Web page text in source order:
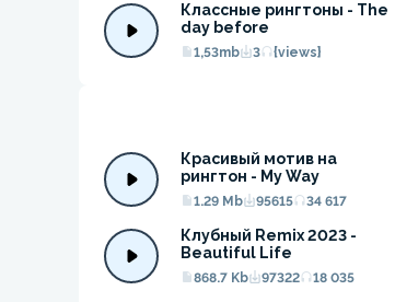
Классные рингтоны - The
day before
1,53mb 3 {views}
Красивый мотив на
рингтон - My Way
1.29 Mb 95615 34 617
Клубный Remix 2023 -
Beautiful Life
868.7 Kb 97322 18 035